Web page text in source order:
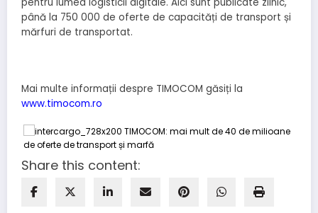
până la 750 000 de oferte de capacități de transport și
mărfuri de transportat.
Mai multe informații despre TIMOCOM găsiți la
www.timocom.ro
Share this content: